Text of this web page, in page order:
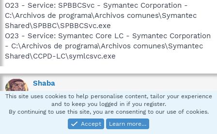
O23 - Service: SPBBCSvc - Symantec Corporation -
C:\Archivos de programa\Archivos comunes\Symantec
Shared\SPBBC\SPBBCSvc.exe
O23 - Service: Symantec Core LC - Symantec Corporation
- C:\Archivos de programa\Archivos comunes\Symantec
Shared\CCPD-LC\symlcsvc.exe
Shaba
Security Expert: Emeritus
This site uses cookies to help personalise content, tailor your experience
and to keep you logged in if you register.
By continuing to use this site, you are consenting to our use of cookies.
Accept
Learn more…